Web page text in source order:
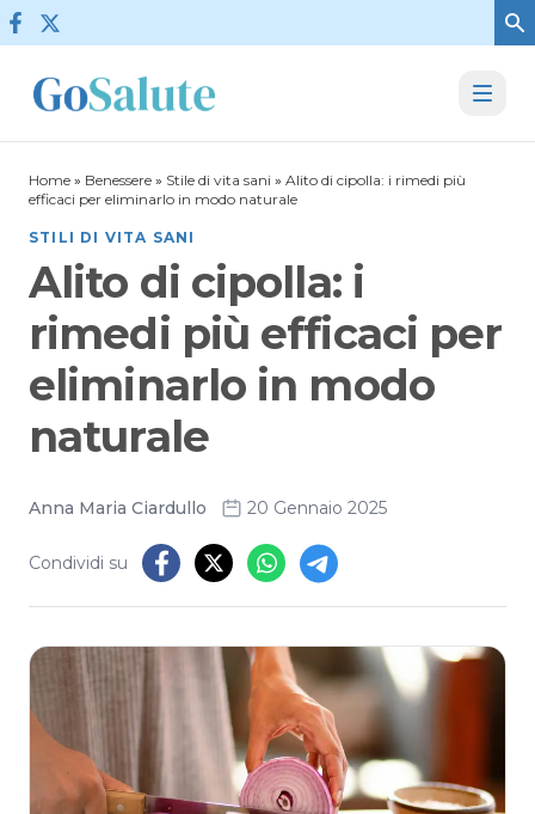
Vai al contenuto
Home » Benessere » Stile di vita sani » Alito di cipolla: i rimedi più
efficaci per eliminarlo in modo naturale
STILI DI VITA SANI
Alito di cipolla: i
rimedi più efficaci per
eliminarlo in modo
naturale
Anna Maria Ciardullo 20 Gennaio 2025
Condividi su